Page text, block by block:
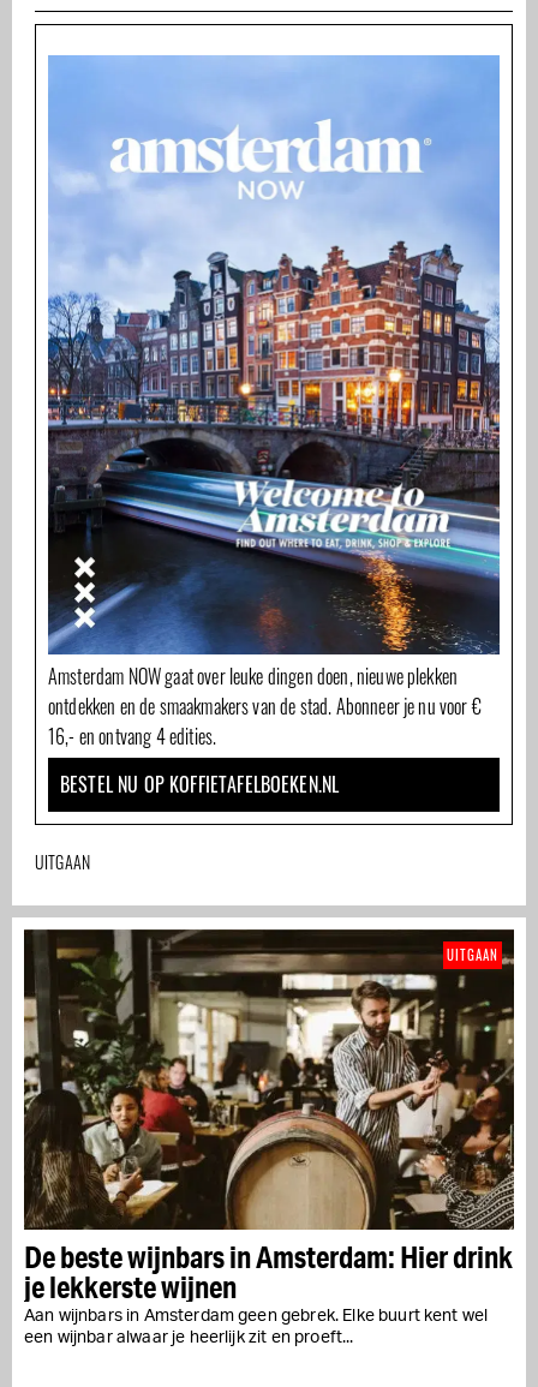
Amsterdam NOW gaat over leuke dingen doen, nieuwe plekken
ontdekken en de smaakmakers van de stad. Abonneer je nu voor €
16,- en ontvang 4 edities.
BESTEL NU OP KOFFIETAFELBOEKEN.NL
UITGAAN
De beste wijnbars in Amsterdam: Hier drink
je lekkerste wijnen
Aan wijnbars in Amsterdam geen gebrek. Elke buurt kent wel
een wijnbar alwaar je heerlijk zit en proeft...
UITGAAN